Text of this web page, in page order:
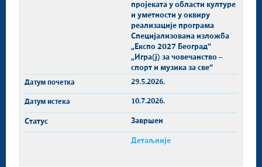
проjеката у области културе
и уметности у оквиру
реализације програма
Специјализована изложба
„Експо 2027 Београд“
„Игра(ј) за човечанство –
спорт и музика за све“
29.5.2026.
10.7.2026.
Завршен
Детаљније